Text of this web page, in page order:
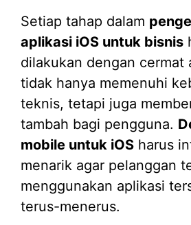
Setiap tahap dalam
aplikasi iOS untuk bisnis
dilakukan dengan cermat
tidak hanya memenuhi
teknis, tetapi juga
tambah bagi pengguna.
mobile untuk iOS harus
menarik agar pelanggan
menggunakan aplikasi
terus-menerus.